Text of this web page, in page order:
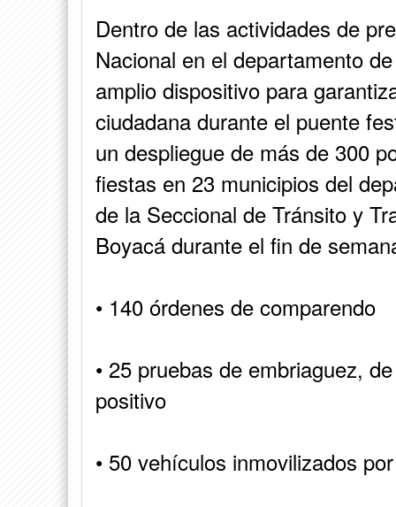
Dentro de las actividades de
Nacional en el departamento
amplio dispositivo para
ciudadana durante el puente
un despliegue de más de 300
fiestas en 23 municipios del
de la Seccional de Tránsito y
Boyacá durante el fin de
• 140 órdenes de comparendo
• 25 pruebas de embriaguez,
positivo
• 50 vehículos inmovilizados